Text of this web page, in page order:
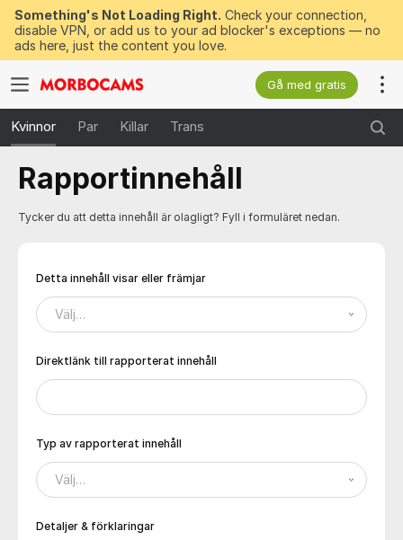
Something's Not Loading Right. Check your connection,
disable VPN, or add us to your ad blocker's exceptions — no
ads here, just the content you love.
Gå med gratis
Kvinnor Par Killar Trans
Rapportinnehåll
Tycker du att detta innehåll är olagligt? Fyll i formuläret nedan.
Detta innehåll visar eller främjar
Välj…
Direktlänk till rapporterat innehåll
Typ av rapporterat innehåll
Välj…
Detaljer & förklaringar